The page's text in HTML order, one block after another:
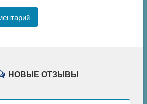
НОВЫЕ ОТЗЫВЫ